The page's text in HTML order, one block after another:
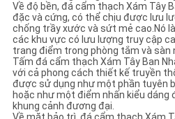
MẬT
Về độ bền, đá cẩm thạch Xám Tây
đặc và cứng, có thể chịu được lưu
chống trầy xước và sứt mẻ cao.Nó
các khu vực có lưu lượng truy cập
trang điểm trong phòng tắm và sàn
Tấm đá cẩm thạch Xám Tây Ban
với cả phong cách thiết kế truyền
được sử dụng như một phần tuyên
hoặc như một điểm nhấn kiểu
khung cảnh đương đại.